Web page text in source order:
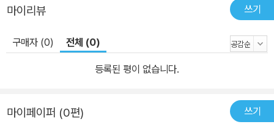
마이리뷰 쓰기
구매자 (0) 전체 (0)
등록된 평이 없습니다.
마이페이퍼 (0편) 쓰기